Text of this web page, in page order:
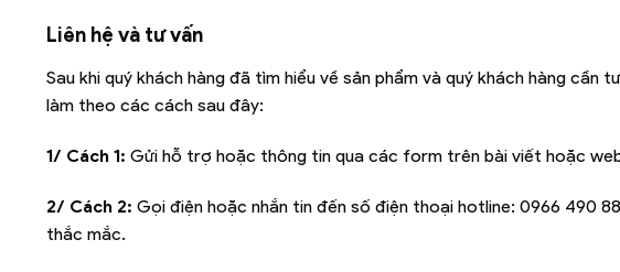
Liên hệ và tư vấn
Sau khi quý khách hàng đã tìm hiểu về sản phẩm và quý khách hàng cần
làm theo các cách sau đây:
1/ Cách 1: Gửi hỗ trợ hoặc thông tin qua các form trên bài viết hoặc
2/ Cách 2: Gọi điện hoặc nhắn tin đến số điện thoại hotline: 0966 490
thắc mắc.